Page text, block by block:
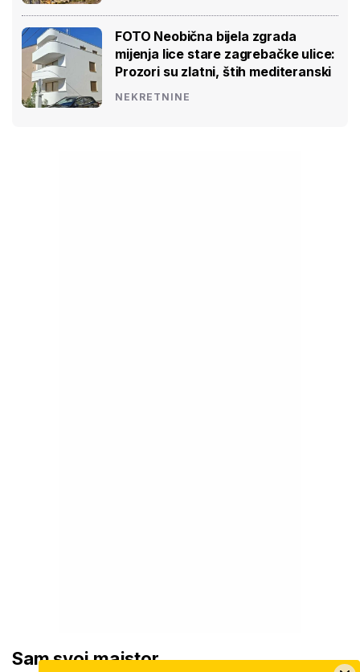
FOTO Neobična bijela zgrada
mijenja lice stare zagrebačke ulice:
Prozori su zlatni, štih mediteranski
NEKRETNINE
Sam svoj majstor